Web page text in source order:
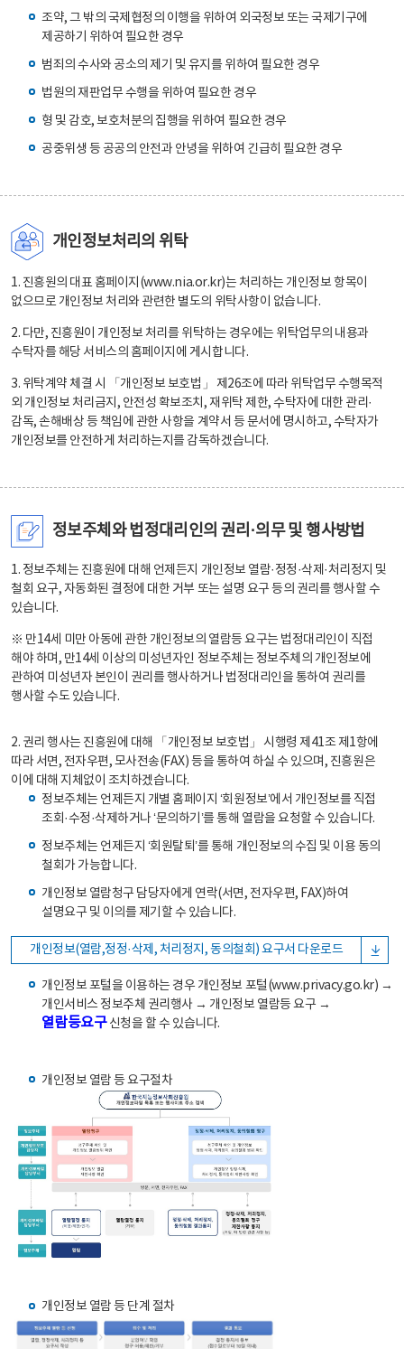
조약, 그 밖의 국제협정의 이행을 위하여 외국정보 또는 국제기구에
제공하기 위하여 필요한 경우
범죄의 수사와 공소의 제기 및 유지를 위하여 필요한 경우
법원의 재판업무 수행을 위하여 필요한 경우
형 및 감호, 보호처분의 집행을 위하여 필요한 경우
공중위생 등 공공의 안전과 안녕을 위하여 긴급히 필요한 경우
개인정보처리의 위탁
1. 진흥원의 대표 홈페이지(www.nia.or.kr)는 처리하는 개인정보 항목이
없으므로 개인정보 처리와 관련한 별도의 위탁사항이 없습니다.
2. 다만, 진흥원이 개인정보 처리를 위탁하는 경우에는 위탁업무의 내용과
수탁자를 해당 서비스의 홈페이지에 게시합니다.
3. 위탁계약 체결 시 「개인정보 보호법」 제26조에 따라 위탁업무 수행목적
외 개인정보 처리금지, 안전성 확보조치, 재위탁 제한, 수탁자에 대한 관리·
감독, 손해배상 등 책임에 관한 사항을 계약서 등 문서에 명시하고, 수탁자가
개인정보를 안전하게 처리하는지를 감독하겠습니다.
정보주체와 법정대리인의 권리·의무 및 행사방법
1. 정보주체는 진흥원에 대해 언제든지 개인정보 열람·정정·삭제·처리정지 및
철회 요구, 자동화된 결정에 대한 거부 또는 설명 요구 등의 권리를 행사할 수
있습니다.
※ 만14세 미만 아동에 관한 개인정보의 열람등 요구는 법정대리인이 직접
해야 하며, 만14세 이상의 미성년자인 정보주체는 정보주체의 개인정보에
관하여 미성년자 본인이 권리를 행사하거나 법정대리인을 통하여 권리를
행사할 수도 있습니다.
2. 권리 행사는 진흥원에 대해 「개인정보 보호법」 시행령 제41조 제1항에
따라 서면, 전자우편, 모사전송(FAX) 등을 통하여 하실 수 있으며, 진흥원은
이에 대해 지체없이 조치하겠습니다.
정보주체는 언제든지 개별 홈페이지 ‘회원정보’에서 개인정보를 직접
조회·수정·삭제하거나 ‘문의하기’를 통해 열람을 요청할 수 있습니다.
정보주체는 언제든지 ‘회원탈퇴’를 통해 개인정보의 수집 및 이용 동의
철회가 가능합니다.
개인정보 열람청구 담당자에게 연락(서면, 전자우편, FAX)하여
설명요구 및 이의를 제기할 수 있습니다.
개인정보(열람,정정·삭제, 처리정지, 동의철회) 요구서 다운로드
개인정보 포털을 이용하는 경우 개인정보 포털(www.privacy.go.kr) →
개인서비스 정보주체 권리행사 → 개인정보 열람등 요구 →
열람등요구신청을 할 수 있습니다.
개인정보 열람 등 요구절차
개인정보 열람 등 단계 절차